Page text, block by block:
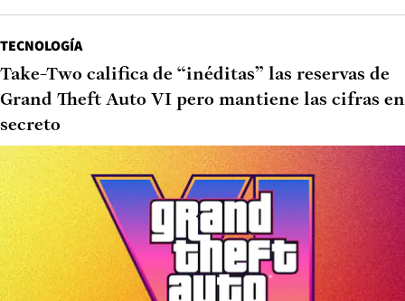
TECNOLOGÍA
Take-Two califica de “inéditas” las reservas de
Grand Theft Auto VI pero mantiene las cifras en
secreto